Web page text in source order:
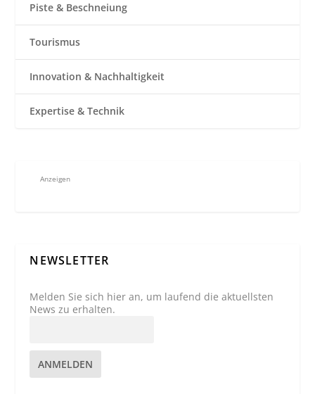
Piste & Beschneiung
Tourismus
Innovation & Nachhaltigkeit
Expertise & Technik
Anzeigen
NEWSLETTER
Melden Sie sich hier an, um laufend die aktuellsten
News zu erhalten.
ANMELDEN